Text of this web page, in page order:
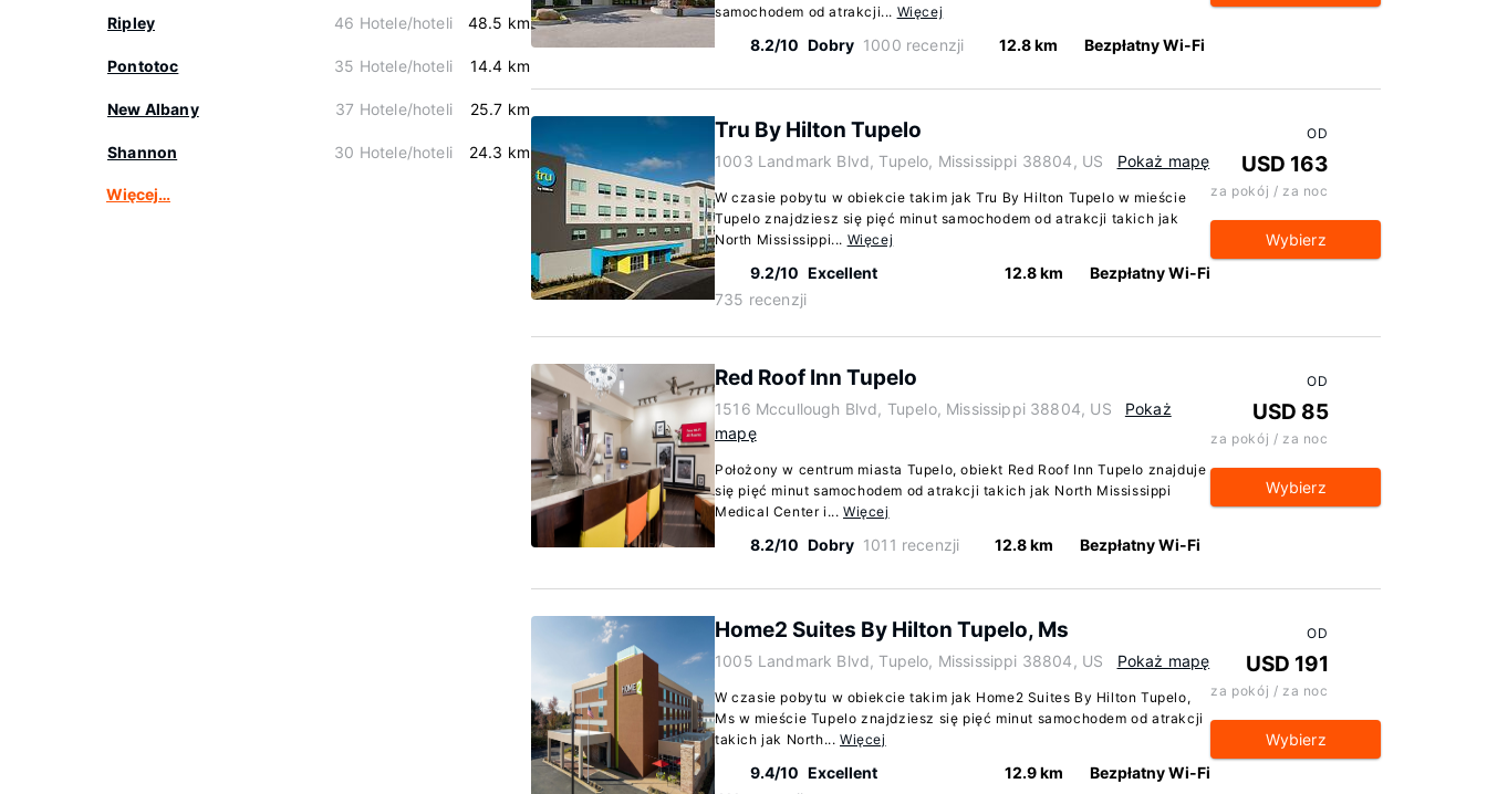
Ripley 46 Hotele/hoteli 48.5 km
Pontotoc 35 Hotele/hoteli 14.4 km
New Albany 37 Hotele/hoteli 25.7 km
Shannon 30 Hotele/hoteli 24.3 km
Więcej…
samochodem od atrakcji... Więcej
8.2/10 Dobry 1000 recenzji 12.8 km Bezpłatny Wi-Fi
Tru By Hilton Tupelo
1003 Landmark Blvd, Tupelo, Mississippi 38804, US Pokaż mapę
W czasie pobytu w obiekcie takim jak Tru By Hilton Tupelo w mieście
Tupelo znajdziesz się pięć minut samochodem od atrakcji takich jak
North Mississippi... Więcej
9.2/10 Excellent
735 recenzji
12.8 km Bezpłatny Wi-Fi
OD
USD 163
za pokój / za noc
Wybierz
Red Roof Inn Tupelo
1516 Mccullough Blvd, Tupelo, Mississippi 38804, US
Pokaż
mapę
Położony w centrum miasta Tupelo, obiekt Red Roof Inn Tupelo znajduje
się pięć minut samochodem od atrakcji takich jak North Mississippi
Medical Center i... Więcej
8.2/10 Dobry 1011 recenzji 12.8 km Bezpłatny Wi-Fi
OD
USD 85
za pokój / za noc
Wybierz
Home2 Suites By Hilton Tupelo, Ms
1005 Landmark Blvd, Tupelo, Mississippi 38804, US Pokaż mapę
W czasie pobytu w obiekcie takim jak Home2 Suites By Hilton Tupelo,
Ms w mieście Tupelo znajdziesz się pięć minut samochodem od atrakcji
takich jak North... Więcej
9.4/10 Excellent
12.9 km Bezpłatny Wi-Fi
OD
USD 191
za pokój / za noc
Wybierz